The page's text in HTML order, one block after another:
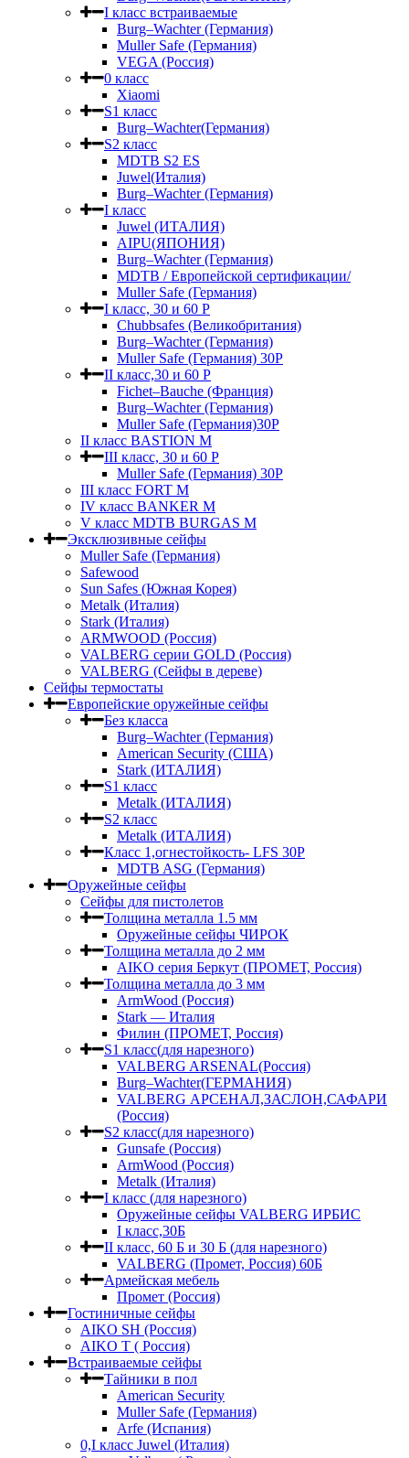
I класс встраиваемые
Burg–Wachter (Германия)
Muller Safe (Германия)
VEGA (Россия)
0 класс
Xiaomi
S1 класс
Burg–Wachter(Германия)
S2 класс
MDTB S2 ES
Juwel(Италия)
Burg–Wachter (Германия)
I класс
Juwel (ИТАЛИЯ)
AIPU(ЯПОНИЯ)
Burg–Wachter (Германия)
MDTB / Европейской сертификации/
Muller Safe (Германия)
I класс, 30 и 60 P
Chubbsafes (Великобритания)
Burg–Wachter (Германия)
Muller Safe (Германия) 30Р
II класс,30 и 60 P
Fichet–Bauche (Франция)
Burg–Wachter (Германия)
Muller Safe (Германия)30P
II класс BASTION M
III класс, 30 и 60 P
Muller Safe (Германия) 30Р
III класс FORT M
IV класс BANKER M
V класс МDTB BURGAS M
Эксклюзивные сейфы
Muller Safe (Германия)
Safewood
Sun Safes (Южная Корея)
Metalk (Италия)
Stark (Италия)
ARMWOOD (Россия)
VALBERG серии GOLD (Россия)
VALBERG (Сейфы в дереве)
Сейфы термостаты
Европейские оружейные сейфы
Без класса
Burg–Wachter (Германия)
American Security (США)
Stark (ИТАЛИЯ)
S1 класс
Metalk (ИТАЛИЯ)
S2 класс
Metalk (ИТАЛИЯ)
Класс 1,огнестойкость- LFS 30P
MDTB ASG (Германия)
Оружейные сейфы
Сейфы для пистолетов
Толщина металла 1.5 мм
Оружейные сейфы ЧИРОК
Толщина металла до 2 мм
AIKO серия Беркут (ПРОМЕТ, Россия)
Толщина металла до 3 мм
ArmWood (Россия)
Stark — Италия
Филин (ПРОМЕТ, Россия)
S1 класс(для нарезного)
VALBERG ARSENAL(Россия)
Burg–Wachter(ГЕРМАНИЯ)
VALBERG АРСЕНАЛ,ЗАСЛОН,САФАРИ
(Россия)
S2 класс(для нарезного)
Gunsafe (Россия)
ArmWood (Россия)
Metalk (Италия)
I класс (для нарезного)
Оружейные сейфы VALBERG ИРБИС
I класс,30Б
II класс, 60 Б и 30 Б (для нарезного)
VALBERG (Промет, Россия) 60Б
Армейская мебель
Промет (Россия)
Гостиничные сейфы
AIKO SH (Россия)
AIKO Т ( Россия)
Встраиваемые сейфы
Тайники в пол
American Security
Muller Safe (Германия)
Arfe (Испания)
0,I класс Juwel (Италия)